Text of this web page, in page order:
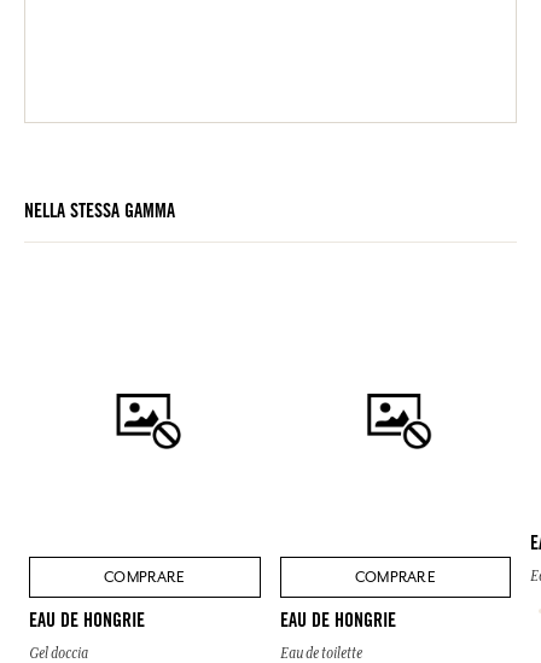
NELLA STESSA GAMMA
COMPRARE
EAU DE HONGRIE
Gel doccia
COMPRARE
EAU DE HONGRIE
Eau de toilette